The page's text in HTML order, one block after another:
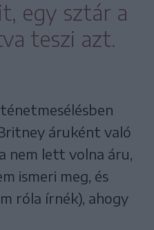
egy sztár a
teszi azt.
áruként való
nem lett volna áru,
ismeri meg, és
róla írnék), ahogy